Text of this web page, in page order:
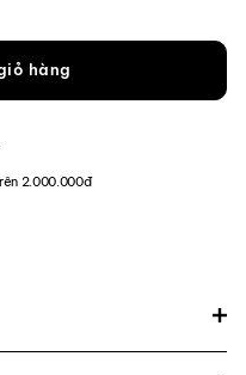
hàng
2.000.000đ